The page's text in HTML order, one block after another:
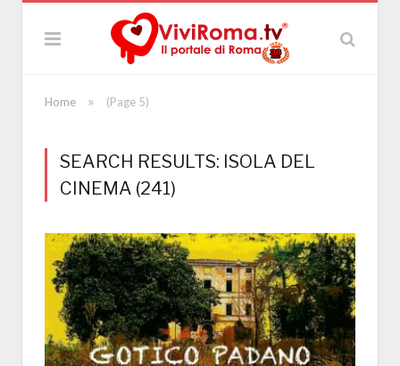
Home » (Page 5)
SEARCH RESULTS: ISOLA DEL
CINEMA (241)